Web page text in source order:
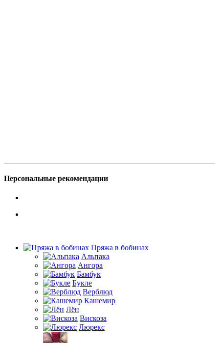
Персональные рекомендации
Пряжа в бобинах
Альпака
Ангора
Бамбук
Букле
Верблюд
Кашемир
Лён
Вискоза
Люрекс